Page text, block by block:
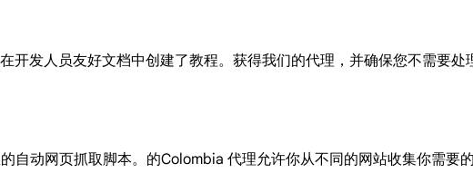
发人员友好文档中创建了教程。获得我们的代理，并确保您不需要处
自动网页抓取脚本。的Colombia 代理允许你从不同的网站收集你需要